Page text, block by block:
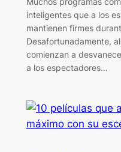
inteligentes que a los
mantienen firmes
Desafortunadamente,
comienzan a
a los espectadores…